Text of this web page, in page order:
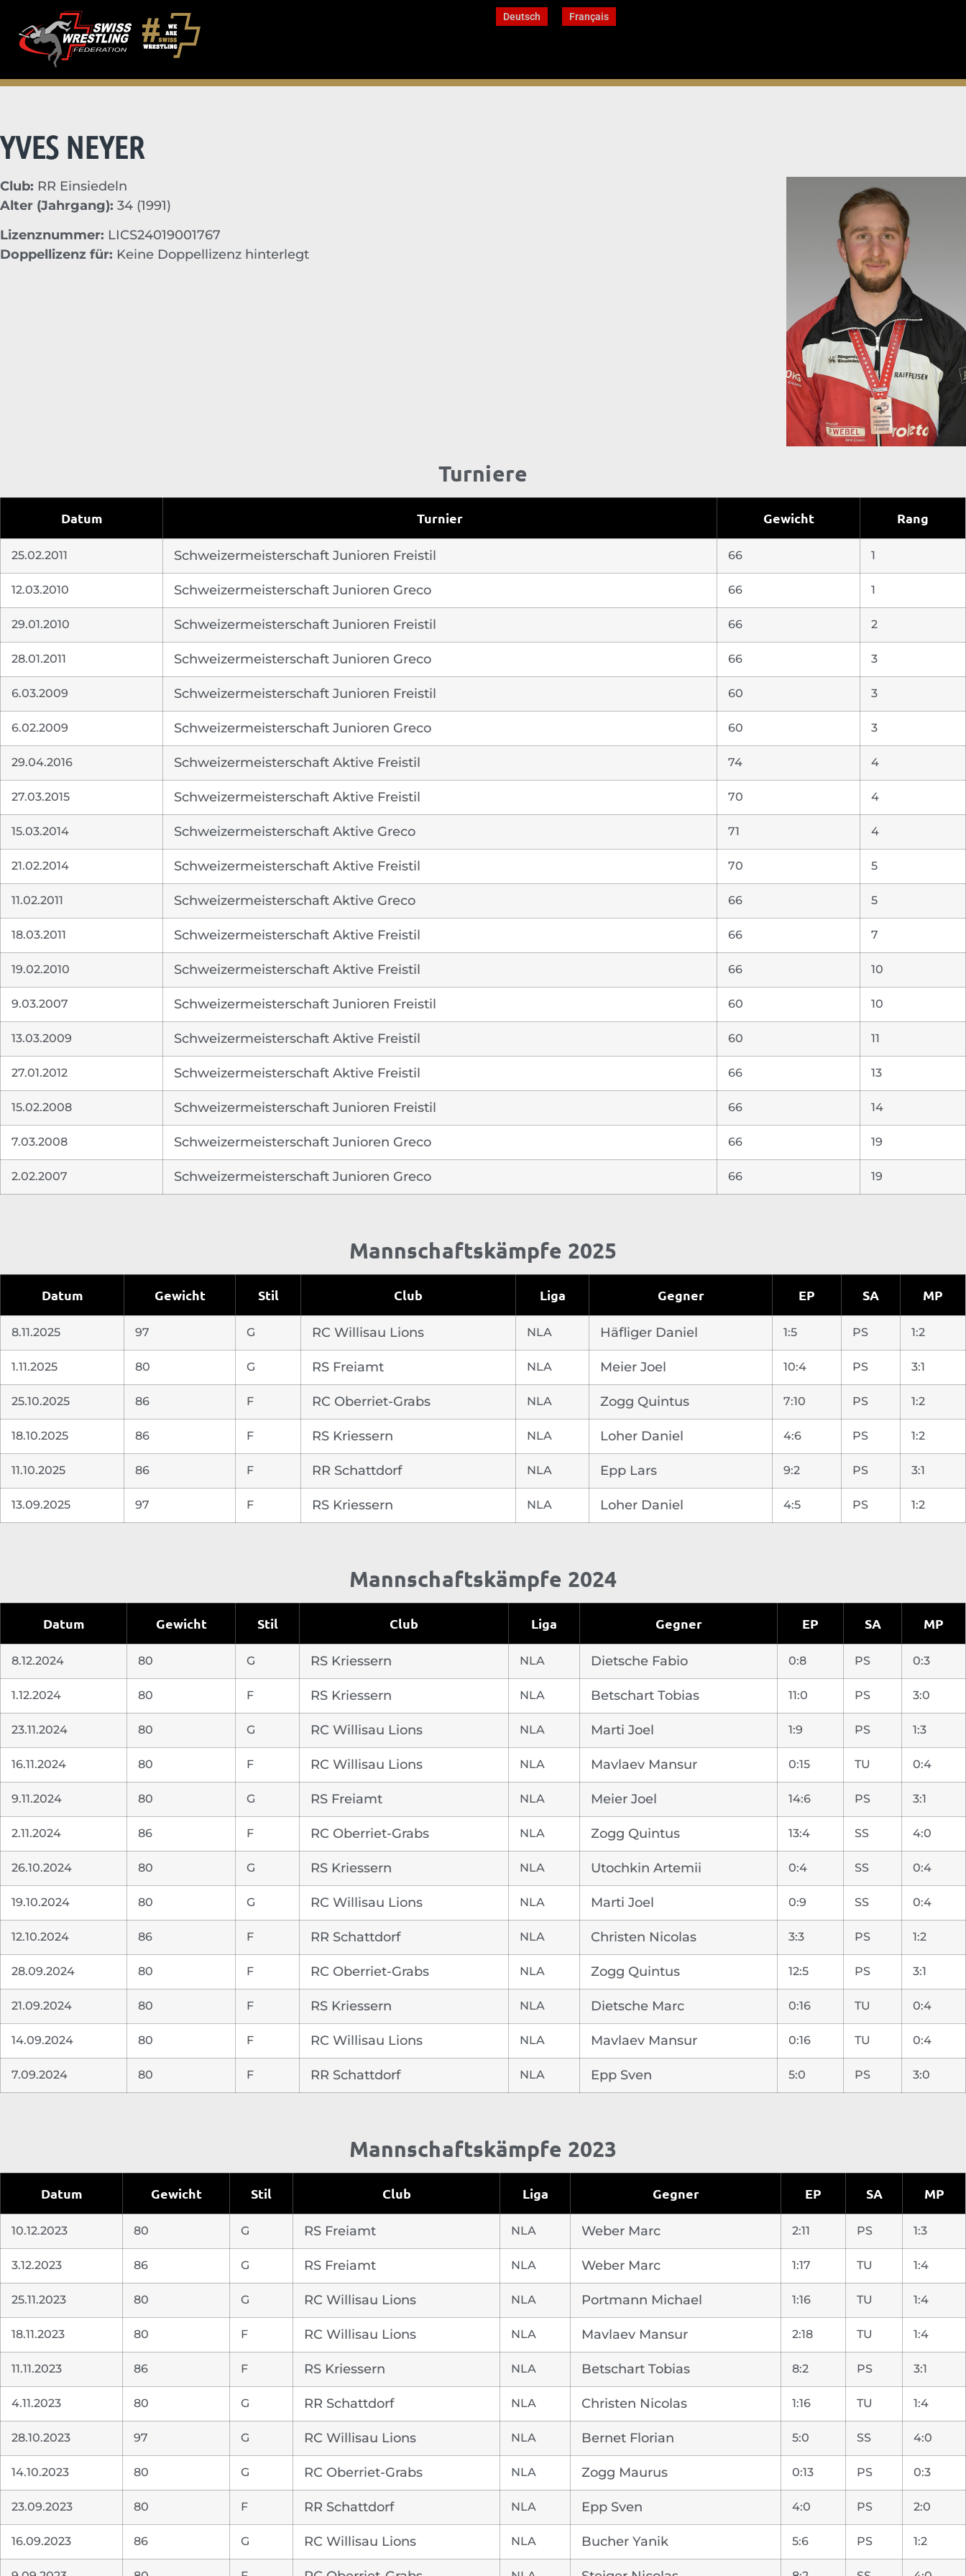
Deutsch Français
YVES NEYER
Club: RR Einsiedeln
Alter (Jahrgang): 34 (1991)
Lizenznummer: LICS24019001767
Doppellizenz für: Keine Doppellizenz hinterlegt
Turniere
Datum Turnier Gewicht Rang
25.02.2011 Schweizermeisterschaft Junioren Freistil 66 1
12.03.2010 Schweizermeisterschaft Junioren Greco 66 1
29.01.2010 Schweizermeisterschaft Junioren Freistil 66 2
28.01.2011 Schweizermeisterschaft Junioren Greco 66 3
6.03.2009 Schweizermeisterschaft Junioren Freistil 60 3
6.02.2009 Schweizermeisterschaft Junioren Greco 60 3
29.04.2016 Schweizermeisterschaft Aktive Freistil 74 4
27.03.2015 Schweizermeisterschaft Aktive Freistil 70 4
15.03.2014 Schweizermeisterschaft Aktive Greco 71 4
21.02.2014 Schweizermeisterschaft Aktive Freistil 70 5
11.02.2011 Schweizermeisterschaft Aktive Greco 66 5
18.03.2011 Schweizermeisterschaft Aktive Freistil 66 7
19.02.2010 Schweizermeisterschaft Aktive Freistil 66 10
9.03.2007 Schweizermeisterschaft Junioren Freistil 60 10
13.03.2009 Schweizermeisterschaft Aktive Freistil 60 11
27.01.2012 Schweizermeisterschaft Aktive Freistil 66 13
15.02.2008 Schweizermeisterschaft Junioren Freistil 66 14
7.03.2008 Schweizermeisterschaft Junioren Greco 66 19
2.02.2007 Schweizermeisterschaft Junioren Greco 66 19
Mannschaftskämpfe 2025
Datum Gewicht Stil Club Liga Gegner EP SA MP
8.11.2025 97 G RC Willisau Lions NLA Häfliger Daniel 1:5 PS 1:2
1.11.2025 80 G RS Freiamt NLA Meier Joel 10:4 PS 3:1
25.10.2025 86 F RC Oberriet-Grabs NLA Zogg Quintus 7:10 PS 1:2
18.10.2025 86 F RS Kriessern NLA Loher Daniel 4:6 PS 1:2
11.10.2025 86 F RR Schattdorf NLA Epp Lars 9:2 PS 3:1
13.09.2025 97 F RS Kriessern NLA Loher Daniel 4:5 PS 1:2
Mannschaftskämpfe 2024
Datum Gewicht Stil Club Liga Gegner EP SA MP
8.12.2024 80 G RS Kriessern NLA Dietsche Fabio 0:8 PS 0:3
1.12.2024 80 F RS Kriessern NLA Betschart Tobias 11:0 PS 3:0
23.11.2024 80 G RC Willisau Lions NLA Marti Joel 1:9 PS 1:3
16.11.2024 80 F RC Willisau Lions NLA Mavlaev Mansur 0:15 TU 0:4
9.11.2024 80 G RS Freiamt NLA Meier Joel 14:6 PS 3:1
2.11.2024 86 F RC Oberriet-Grabs NLA Zogg Quintus 13:4 SS 4:0
26.10.2024 80 G RS Kriessern NLA Utochkin Artemii 0:4 SS 0:4
19.10.2024 80 G RC Willisau Lions NLA Marti Joel 0:9 SS 0:4
12.10.2024 86 F RR Schattdorf NLA Christen Nicolas 3:3 PS 1:2
28.09.2024 80 F RC Oberriet-Grabs NLA Zogg Quintus 12:5 PS 3:1
21.09.2024 80 F RS Kriessern NLA Dietsche Marc 0:16 TU 0:4
14.09.2024 80 F RC Willisau Lions NLA Mavlaev Mansur 0:16 TU 0:4
7.09.2024 80 F RR Schattdorf NLA Epp Sven 5:0 PS 3:0
Mannschaftskämpfe 2023
Datum Gewicht Stil Club Liga Gegner EP SA MP
10.12.2023 80 G RS Freiamt NLA Weber Marc 2:11 PS 1:3
3.12.2023 86 G RS Freiamt NLA Weber Marc 1:17 TU 1:4
25.11.2023 80 G RC Willisau Lions NLA Portmann Michael 1:16 TU 1:4
18.11.2023 80 F RC Willisau Lions NLA Mavlaev Mansur 2:18 TU 1:4
11.11.2023 86 F RS Kriessern NLA Betschart Tobias 8:2 PS 3:1
4.11.2023 80 G RR Schattdorf NLA Christen Nicolas 1:16 TU 1:4
28.10.2023 97 G RC Willisau Lions NLA Bernet Florian 5:0 SS 4:0
14.10.2023 80 G RC Oberriet-Grabs NLA Zogg Maurus 0:13 PS 0:3
23.09.2023 80 F RR Schattdorf NLA Epp Sven 4:0 PS 2:0
16.09.2023 86 G RC Willisau Lions NLA Bucher Yanik 5:6 PS 1:2